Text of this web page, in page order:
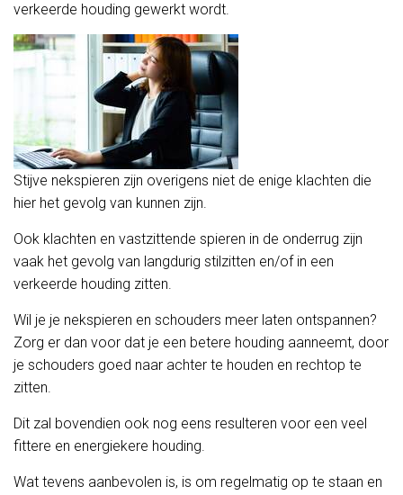
verkeerde houding gewerkt wordt.
Stijve nekspieren zijn overigens niet de enige klachten die
hier het gevolg van kunnen zijn.
Ook klachten en vastzittende spieren in de onderrug zijn
vaak het gevolg van langdurig stilzitten en/of in een
verkeerde houding zitten.
Wil je je nekspieren en schouders meer laten ontspannen?
Zorg er dan voor dat je een betere houding aanneemt, door
je schouders goed naar achter te houden en rechtop te
zitten.
Dit zal bovendien ook nog eens resulteren voor een veel
fittere en energiekere houding.
Wat tevens aanbevolen is, is om regelmatig op te staan en